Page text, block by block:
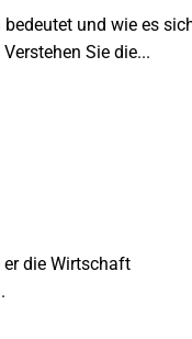
und wie es
Sie die...
er die Wirtschaft